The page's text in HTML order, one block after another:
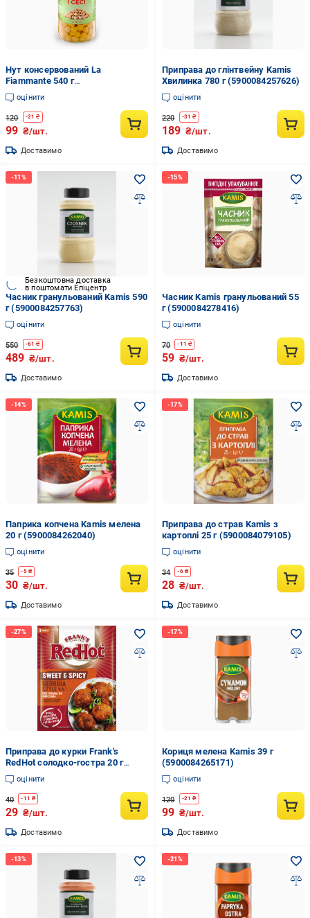
Нут консервований La
Fiammante 540 г
(8001737194057)
оцінити
120 -21 ₴
99 ₴/шт.
Доставимо
Приправа до глінтвейну Kamis
Хвилинка 780 г (5900084257626)
оцінити
220 -31 ₴
189 ₴/шт.
Доставимо
Безкоштовна доставка
в поштомати Епіцентр
Часник гранульований Kamis 590
г (5900084257763)
оцінити
550 -61 ₴
489 ₴/шт.
Доставимо
Часник Kamis гранульований 55
г (5900084278416)
оцінити
70 -11 ₴
59 ₴/шт.
Доставимо
Паприка копчена Kamis мелена
20 г (5900084262040)
оцінити
35 -5₴
30 ₴/шт.
Доставимо
Приправа до страв Kamis з
картоплі 25 г (5900084079105)
оцінити
34 -6₴
28 ₴/шт.
Доставимо
Приправа до курки Frank's
RedHot солодко-гостра 20 г
(5900084279321)
оцінити
40 -11 ₴
29 ₴/шт.
Доставимо
Кориця мелена Kamis 39 г
(5900084265171)
оцінити
120 -21 ₴
99 ₴/шт.
Доставимо